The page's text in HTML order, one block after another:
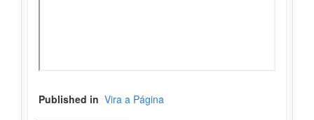
Published in Vira a Página